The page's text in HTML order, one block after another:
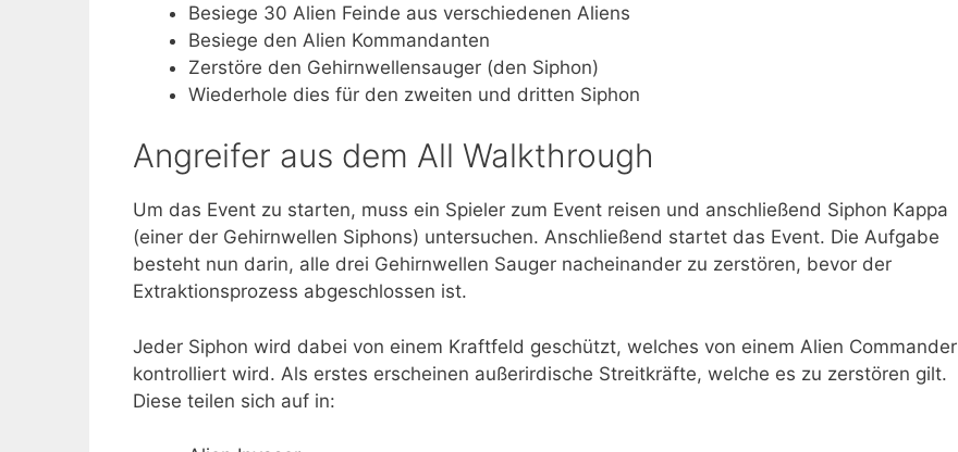
Besiege 30 Alien Feinde aus verschiedenen Aliens
Besiege den Alien Kommandanten
Zerstöre den Gehirnwellensauger (den Siphon)
Wiederhole dies für den zweiten und dritten Siphon
Angreifer aus dem All Walkthrough
Um das Event zu starten, muss ein Spieler zum Event reisen und anschließend Siphon Kappa
(einer der Gehirnwellen Siphons) untersuchen. Anschließend startet das Event. Die Aufgabe
besteht nun darin, alle drei Gehirnwellen Sauger nacheinander zu zerstören, bevor der
Extraktionsprozess abgeschlossen ist.
Jeder Siphon wird dabei von einem Kraftfeld geschützt, welches von einem Alien Commander
kontrolliert wird. Als erstes erscheinen außerirdische Streitkräfte, welche es zu zerstören gilt.
Diese teilen sich auf in: